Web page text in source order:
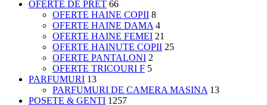
OFERTE DE PRET 66
OFERTE HAINE COPII 8
OFERTE HAINE DAMA 4
OFERTE HAINE FEMEI 21
OFERTE HAINUTE COPII 25
OFERTE PANTALONI 2
OFERTE TRICOURI F 5
PARFUMURI 13
PARFUMURI DE CAMERA MASINA 13
POSETE & GENTI 1257